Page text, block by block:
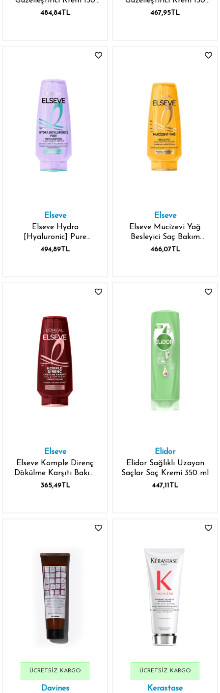
ml
484,84TL
ml
467,95TL
Elseve
Elseve Hydra
[Hyaluronic] Pure
Salisilik Asit içeren
494,89TL
Elseve
Elseve Mucizevi Yağ
Besleyici Saç Bakım
Kremi 250 ml
466,07TL
Elseve
Elseve Komple Direnç
Dökülme Karşıtı Bakım
Kremi 250 ml
365,49TL
Elidor
Elidor Sağlıklı Uzayan
Saçlar Saç Kremi 350 ml
447,11TL
Davines
ÜCRETSIZ KARGO
Kerastase
ÜCRETSIZ KARGO